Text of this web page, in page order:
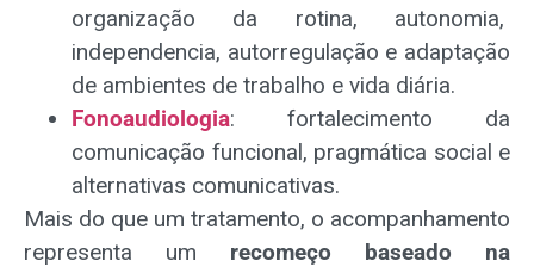
organização da rotina, autonomia,
independencia, autorregulação e adaptação
de ambientes de trabalho e vida diária.
Fonoaudiologia: fortalecimento da
comunicação funcional, pragmática social e
alternativas comunicativas.
Mais do que um tratamento, o acompanhamento
representa um recomeço baseado na